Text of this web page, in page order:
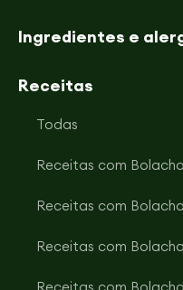
Ingredientes e
Receitas
Todas
Receitas com
Receitas com
Receitas com